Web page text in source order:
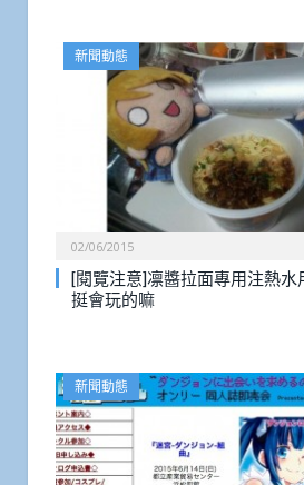
新聞動態
02/06/2015
[閱覽注意]凛醬拉面專用注熱水
挺會玩的嘛
新聞動態